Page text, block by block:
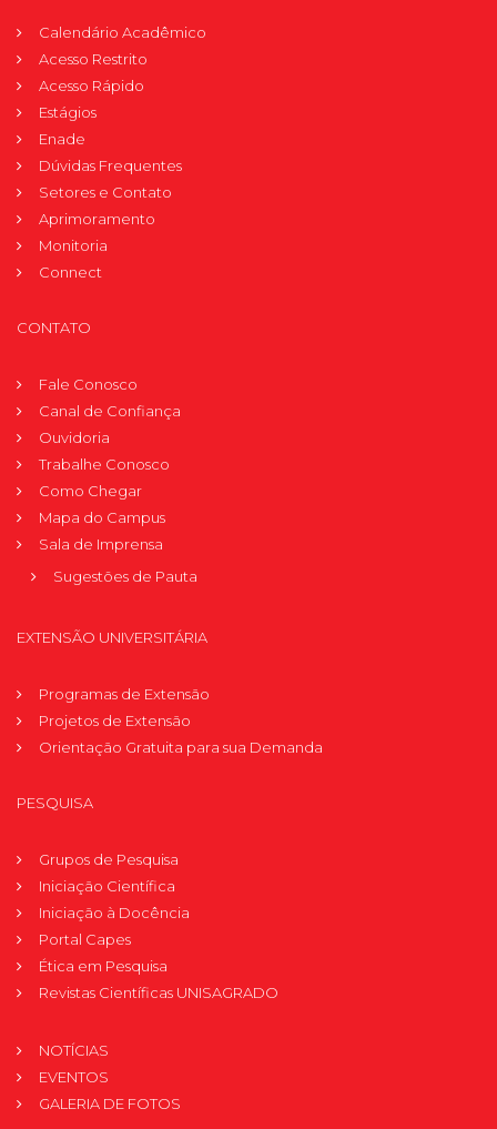
Calendário Acadêmico
Acesso Restrito
Acesso Rápido
Estágios
Enade
Dúvidas Frequentes
Setores e Contato
Aprimoramento
Monitoria
Connect
CONTATO
Fale Conosco
Canal de Confiança
Ouvidoria
Trabalhe Conosco
Como Chegar
Mapa do Campus
Sala de Imprensa
Sugestões de Pauta
EXTENSÃO UNIVERSITÁRIA
Programas de Extensão
Projetos de Extensão
Orientação Gratuita para sua Demanda
PESQUISA
Grupos de Pesquisa
Iniciação Científica
Iniciação à Docência
Portal Capes
Ética em Pesquisa
Revistas Científicas UNISAGRADO
NOTÍCIAS
EVENTOS
GALERIA DE FOTOS